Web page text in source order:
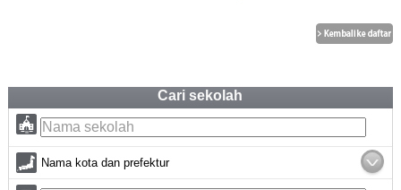
Cari sekolah
Nama kota dan prefektur